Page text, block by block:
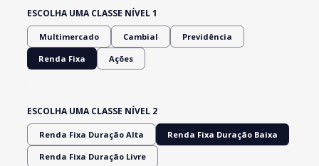
ESCOLHA UMA CLASSE NÍVEL 1
Multimercado Cambial Previdência
Renda Fixa Ações
ESCOLHA UMA CLASSE NÍVEL 2
Renda Fixa Duração Alta Renda Fixa Duração Baixa
Renda Fixa Duração Livre